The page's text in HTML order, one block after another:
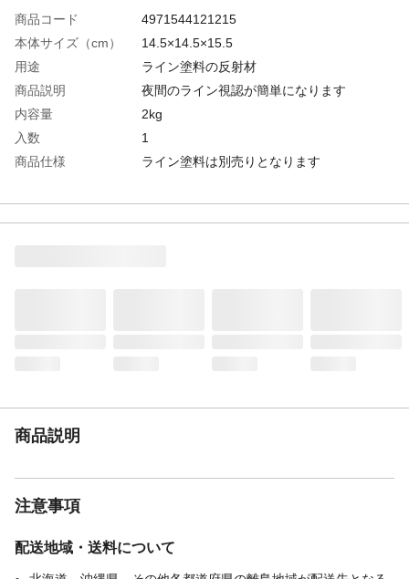
商品コード
4971544121215
本体サイズ（cm）
14.5×14.5×15.5
用途
ライン塗料の反射材
商品説明
夜間のライン視認が簡単になります
内容量
2kg
入数
1
商品仕様
ライン塗料は別売りとなります
使用方法
ハードライン塗装後すぐに、上から振りか
けて塗料が乾燥するとともに固着させま
商品説明
注意事項
配送地域・送料について